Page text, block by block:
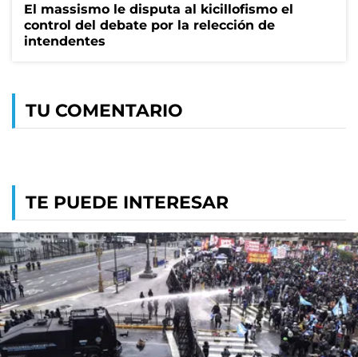
El massismo le disputa al kicillofismo el
control del debate por la relección de
intendentes
TU COMENTARIO
TE PUEDE INTERESAR